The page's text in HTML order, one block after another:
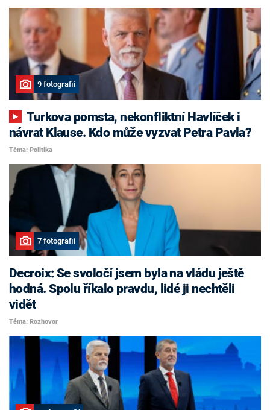
9 fotografií
Turkova pomsta, nekonfliktní Havlíček i
návrat Klause. Kdo může vyzvat Petra Pavla?
Téma: Politika
7 fotografií
Decroix: Se svoločí jsem byla na vládu ještě
hodná. Spolu říkalo pravdu, lidé ji nechtěli
vidět
Téma: Rozhovor